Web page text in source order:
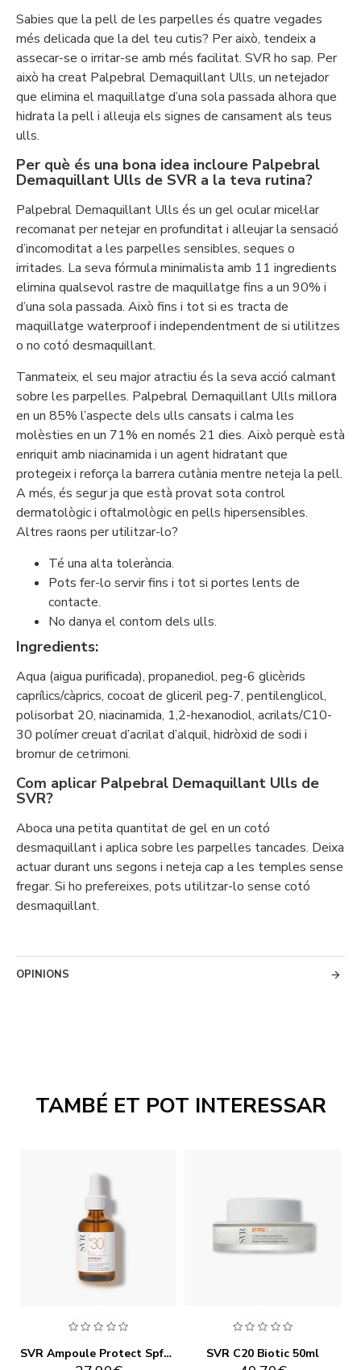
TAMBÉ ET POT INTERESSAR
SVR Ampoule Protect Spf30 30ml SVR C20 Biotic 50ml
Sabies que la pell de les parpelles és quatre vegades
més delicada que la del teu cutis? Per això, tendeix a
assecar-se o irritar-se amb més facilitat. SVR ho sap. Per
això ha creat Palpebral Demaquillant Ulls, un netejador
que elimina el maquillatge d’una sola passada alhora que
hidrata la pell i alleuja els signes de cansament als teus
ulls.
Per què és una bona idea incloure Palpebral
Demaquillant Ulls de SVR a la teva rutina?
Palpebral Demaquillant Ulls és un gel ocular micel·lar
recomanat per netejar en profunditat i alleujar la sensació
d’incomoditat a les parpelles sensibles, seques o
irritades. La seva fórmula minimalista amb 11 ingredients
elimina qualsevol rastre de maquillatge fins a un 90% i
d’una sola passada. Això fins i tot si es tracta de
maquillatge waterproof i independentment de si utilitzes
o no cotó desmaquillant.
Tanmateix, el seu major atractiu és la seva acció calmant
sobre les parpelles. Palpebral Demaquillant Ulls millora
en un 85% l’aspecte dels ulls cansats i calma les
molèsties en un 71% en només 21 dies. Això perquè està
enriquit amb niacinamida i un agent hidratant que
protegeix i reforça la barrera cutània mentre neteja la pell.
A més, és segur ja que està provat sota control
dermatològic i oftalmològic en pells hipersensibles.
Altres raons per utilitzar-lo?
Té una alta tolerància.
Pots fer-lo servir fins i tot si portes lents de
contacte.
No danya el contorn dels ulls.
Ingredients:
Aqua (aigua purificada), propanediol, peg-6 glicèrids
caprílics/càprics, cocoat de gliceril peg-7, pentilenglicol,
polisorbat 20, niacinamida, 1,2-hexanodiol, acrilats/C10-
30 polímer creuat d’acrilat d’alquil, hidròxid de sodi i
bromur de cetrimoni.
Com aplicar Palpebral Demaquillant Ulls de
SVR?
Aboca una petita quantitat de gel en un cotó
desmaquillant i aplica sobre les parpelles tancades. Deixa
actuar durant uns segons i neteja cap a les temples sense
fregar. Si ho prefereixes, pots utilitzar-lo sense cotó
desmaquillant.
OPINIONS